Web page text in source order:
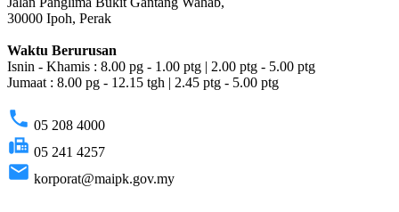
30000 Ipoh, Perak
Waktu Berurusan
Isnin - Khamis : 8.00 pg - 1.00 ptg | 2.00 ptg - 5.00 ptg
Jumaat : 8.00 pg - 12.15 tgh | 2.45 ptg - 5.00 ptg
phone 05 208 4000
fax 05 241 4257
email korporat@maipk.gov.my